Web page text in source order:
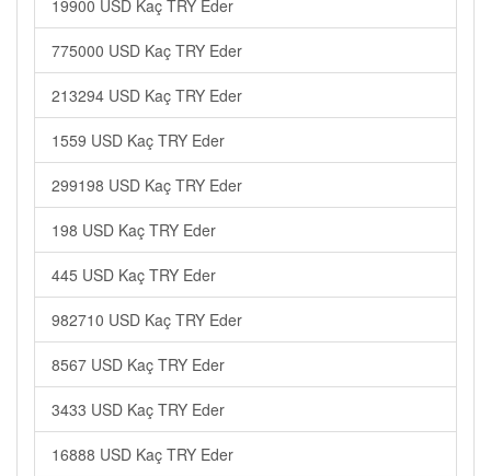
19900 USD Kaç TRY Eder
775000 USD Kaç TRY Eder
213294 USD Kaç TRY Eder
1559 USD Kaç TRY Eder
299198 USD Kaç TRY Eder
198 USD Kaç TRY Eder
445 USD Kaç TRY Eder
982710 USD Kaç TRY Eder
8567 USD Kaç TRY Eder
3433 USD Kaç TRY Eder
16888 USD Kaç TRY Eder